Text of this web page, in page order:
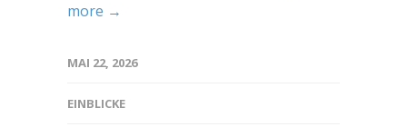
more →
MAI 22, 2026
EINBLICKE